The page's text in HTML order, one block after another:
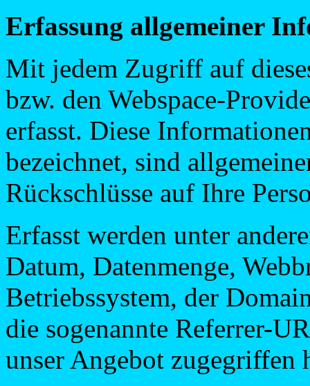
Erfassung allgemeiner
Mit jedem Zugriff auf
bzw. den Webspace-
erfasst. Diese
bezeichnet, sind
Rückschlüsse auf Ihre
Erfasst werden unter
Datum, Datenmenge,
Betriebssystem, der
die sogenannte Referrer-
unser Angebot zugegriffen